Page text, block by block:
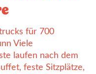
für 700
Viele
laufen nach dem
feste Sitzplätze,